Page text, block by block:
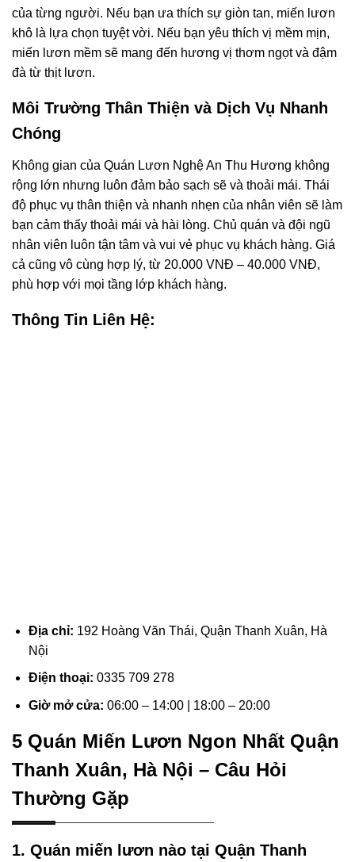
của từng người. Nếu bạn ưa thích sự giòn tan, miến lươn
khô là lựa chọn tuyệt vời. Nếu bạn yêu thích vị mềm mịn,
miến lươn mềm sẽ mang đến hương vị thơm ngọt và đậm
đà từ thịt lươn.
Môi Trường Thân Thiện và Dịch Vụ Nhanh
Chóng
Không gian của Quán Lươn Nghệ An Thu Hương không
rộng lớn nhưng luôn đảm bảo sạch sẽ và thoải mái. Thái
độ phục vụ thân thiện và nhanh nhẹn của nhân viên sẽ làm
bạn cảm thấy thoải mái và hài lòng. Chủ quán và đội ngũ
nhân viên luôn tận tâm và vui vẻ phục vụ khách hàng. Giá
cả cũng vô cùng hợp lý, từ 20.000 VNĐ – 40.000 VNĐ,
phù hợp với mọi tầng lớp khách hàng.
Thông Tin Liên Hệ:
Địa chỉ: 192 Hoàng Văn Thái, Quận Thanh Xuân, Hà
Nội
Điện thoại: 0335 709 278
Giờ mở cửa: 06:00 – 14:00 | 18:00 – 20:00
5 Quán Miến Lươn Ngon Nhất Quận
Thanh Xuân, Hà Nội – Câu Hỏi
Thường Gặp
1. Quán miến lươn nào tại Quận Thanh